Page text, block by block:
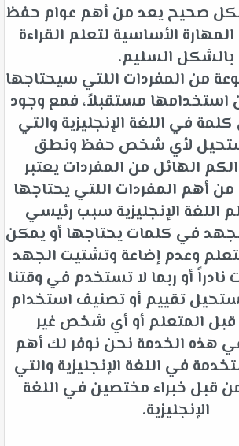
صحيح يعد من أهم عوام حفظ
الأساسية لتعلم القراءة
بالشكل السليم.
من المفردات اللتي سيحتاجها
استخدامها مستقبلاً، فمع وجود
في اللغة الإنجليزية والتي
لأي شخص حفظ ونطق
الهائل من المفردات يعتبر
أهم المفردات اللتي يحتاجها
الإنجليزية سبب رئيسي
في كلمات يحتاجها أو يمكن
وعدم إضاعة وتشتيت الجهد
أو ربما لا تستخدم في وقتنا
تقييم أو تصنيف استخدام
قبل المتعلم أو أي شخص غير
هذه الخدمة نحن نوفر لك أهم
في اللغة الإنجليزية والتي
قبل خبراء مختصين في اللغة
الإنجليزية.